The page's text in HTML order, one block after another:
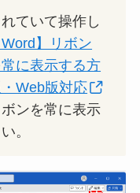
ていて操作し
Word】リボン
常に表示する方
Web版対応
ンを常に表示
。